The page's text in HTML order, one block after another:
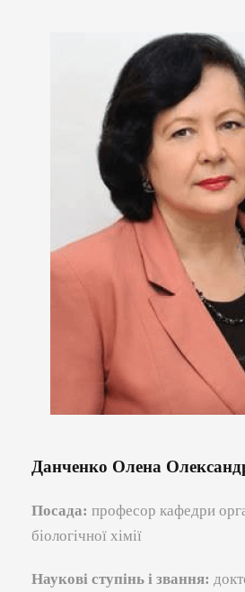
Данченко Олена
Посада: професор кафедри
біологічної хімії
Наукові ступінь і звання: